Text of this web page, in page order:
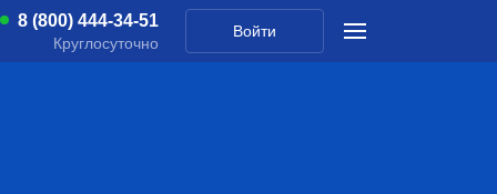
8 (800) 444-34-51
Круглосуточно
Войти